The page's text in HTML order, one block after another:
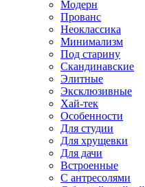
Модерн
Прованс
Неоклассика
Минимализм
Под старину
Скандинавские
Элитные
Эксклюзивные
Хай-тек
Особенности
Для студии
Для хрущевки
Для дачи
Встроенные
С антресолями